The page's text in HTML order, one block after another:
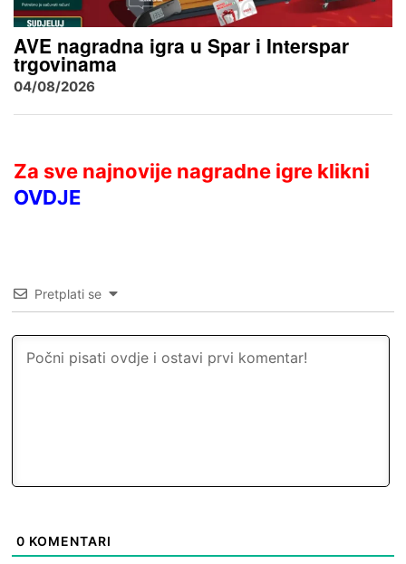
AVE nagradna igra u Spar i Interspar
trgovinama
04/08/2026
Za sve najnovije nagradne igre klikni
OVDJE
Pretplati se
0 KOMENTARI